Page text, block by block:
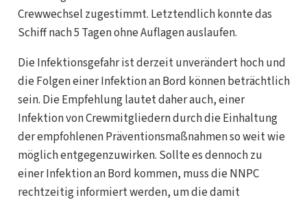
Crewwechsel zugestimmt. Letztendlich konnte das
Schiff nach 5 Tagen ohne Auflagen auslaufen.
Die Infektionsgefahr ist derzeit unverändert hoch und
die Folgen einer Infektion an Bord können beträchtlich
sein. Die Empfehlung lautet daher auch, einer
Infektion von Crewmitgliedern durch die Einhaltung
der empfohlenen Präventionsmaßnahmen so weit wie
möglich entgegenzuwirken. Sollte es dennoch zu
einer Infektion an Bord kommen, muss die NNPC
rechtzeitig informiert werden, um die damit